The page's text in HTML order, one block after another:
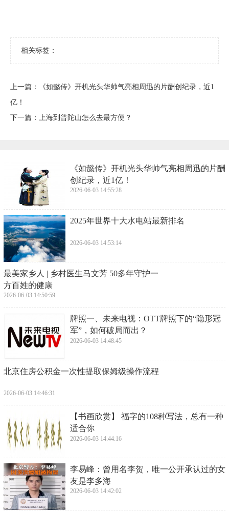
相关标签：
上一篇：
​《如懿传》开机光头华帅气亮相周迅的片酬创纪录，近1
亿！
下一篇： ​上海到普陀山怎么去最方便？
​《如懿传》开机光头华帅气亮相周迅的片酬
创纪录，近1亿！
2026-06-03 14:55:28
​2025年世界十大水电站最新排名
2026-06-03 14:53:14
​最美家乡人 | 乡村医生马文芳 50多年守护一
方百姓的健康
2026-06-03 14:50:59
​牌照一、未来电视：OTT牌照下的“隐形冠
军”，如何破局而出？
2026-06-03 14:48:45
​北京住房公积金一次性提取保姆级操作流程
2026-06-03 14:46:31
​【书画欣赏】 福字的108种写法，总有一种
适合你
2026-06-03 14:44:16
​李易峰：曾用名李贺，唯一公开承认过的女
友是李多海
2026-06-03 14:42:02